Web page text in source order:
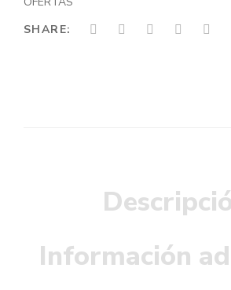
SHARE:
Información